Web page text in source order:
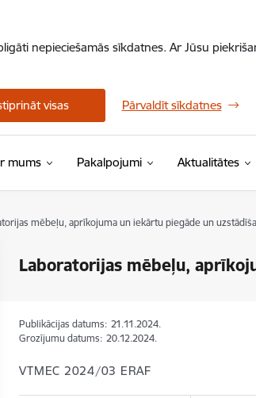
nepieciešamās sīkdatnes. Ar Jūsu
visas Pārvaldīt sīkdatnes
mums Pakalpojumi Aktualitātes
mēbeļu, aprīkojuma un iekārtu piegāde un
Laboratorijas mēbeļu,
Publikācijas datums: 21.11.2024.
Grozījumu datums: 20.12.2024.
VTMEC 2024/03 ERAF